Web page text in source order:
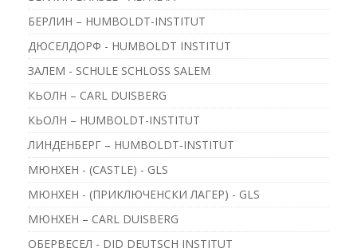
БЕРЛИН – HUMBOLDT-INSTITUT
ДЮСЕЛДОРФ - HUMBOLDT INSTITUT
ЗАЛЕМ - SCHULE SCHLOSS SALEM
КЬОЛН – CARL DUISBERG
КЬОЛН – HUMBOLDT-INSTITUT
ЛИНДЕНБЕРГ – HUMBOLDT-INSTITUT
МЮНХЕН - (CASTLE) - GLS
МЮНХЕН - (ПРИКЛЮЧЕНСКИ ЛАГЕР) - GLS
МЮНХЕН – CARL DUISBERG
ОБЕРВЕСЕЛ - DID DEUTSCH INSTITUT